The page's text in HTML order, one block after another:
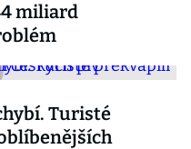
miliard
Turisté